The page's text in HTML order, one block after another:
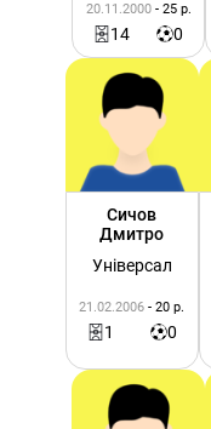
20.11.2000 - 25 р.
14 0
Сичов
Дмитро
Універсал
21.02.2006 - 20 р.
1 0